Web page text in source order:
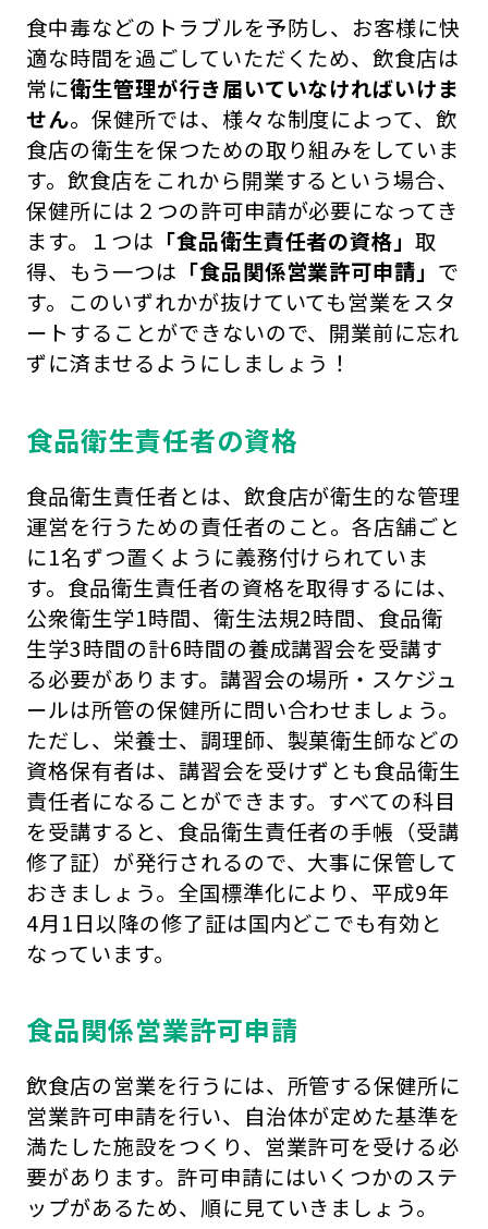
食中毒などのトラブルを予防し、お客様に快
適な時間を過ごしていただくため、飲食店は
常に衛生管理が行き届いていなければいけま
せん。保健所では、様々な制度によって、飲
食店の衛生を保つための取り組みをしていま
す。飲食店をこれから開業するという場合、
保健所には２つの許可申請が必要になってき
ます。１つは 「食品衛生責任者の資格」取
得、もう一つは 「食品関係営業許可申請」 で
す。このいずれかが抜けていても営業をスタ
ートすることができないので、開業前に忘れ
ずに済ませるようにしましょう！
食品衛生責任者の資格
食品衛生責任者とは、飲食店が衛生的な管理
運営を行うための責任者のこと。各店舗ごと
に1名ずつ置くように義務付けられていま
す。食品衛生責任者の資格を取得するには、
公衆衛生学1時間、衛生法規2時間、食品衛
生学3時間の計6時間の養成講習会を受講す
る必要があります。講習会の場所・スケジュ
ールは所管の保健所に問い合わせましょう。
ただし、栄養士、調理師、製菓衛生師などの
資格保有者は、講習会を受けずとも食品衛生
責任者になることができます。すべての科目
を受講すると、食品衛生責任者の手帳（受講
修了証）が発行されるので、大事に保管して
おきましょう。全国標準化により、平成9年
4月1日以降の修了証は国内どこでも有効と
なっています。
食品関係営業許可申請
飲食店の営業を行うには、所管する保健所に
営業許可申請を行い、自治体が定めた基準を
満たした施設をつくり、営業許可を受ける必
要があります。許可申請にはいくつかのステ
ップがあるため、順に見ていきましょう。